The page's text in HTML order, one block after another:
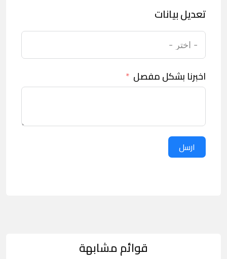
تعديل بيانات
اخبرنا بشكل مفصل
ارسل
قوائم مشابهة